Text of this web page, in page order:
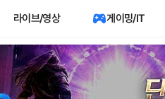
라이브/영상 게이밍/IT